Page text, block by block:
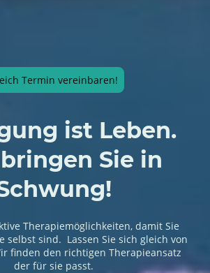
Termin vereinbaren!
ist Leben.
Sie in
Therapiemöglichkeiten, damit Sie
selbst sind. Lassen Sie sich gleich von
finden den richtigen Therapieansatz
der für sie passt.